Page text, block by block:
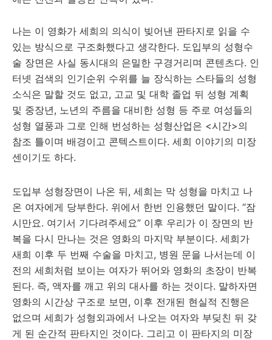
나는 이 영화가 세희의 의식이 빚어낸 판타지로 읽을 수
있는 방식으로 구조화했다고 생각한다. 도입부의 성형수
술 장면은 사실 동시대의 은밀한 구경거리며 콘텐츠다. 인
터넷 검색의 인기순위 수위를 늘 장식하는 스타들의 성형
소식은 말할 것도 없고, 고교 및 대학 졸업 뒤 성형 계획
및 중장년, 노년의 주름을 대비한 성형 등 주로 여성들의
성형 열풍과 그로 인해 번성하는 성형산업은 <시간>의
참조 틀이며 배경이고 콘텍스트이다. 세희 이야기의 미장
센이기도 하다.
도입부 성형장면이 나온 뒤, 세희는 막 성형을 마치고 나
온 여자에게 당부한다. 위에서 한번 인용했던 말이다. “잠
시만요. 여기서 기다려주세요” 이후 우리가 이 장면의 반
복을 다시 만나는 것은 영화의 마지막 부분이다. 세희가
새희 이후 두 번째 수술을 마치고, 병원 문을 나서는데 이
전의 세희처럼 보이는 여자가 뛰어와 영화의 초장이 반복
된다. 즉, 액자를 깨고 위의 대사를 하는 것이다. 말하자면
영화의 시간상 구조로 보면, 이후 전개된 현실적 진행은
없으며 세희가 성형외과에서 나오는 여자와 부딪친 뒤 갖
게 된 순간적 판타지인 것이다. 그리고 이 판타지의 미장